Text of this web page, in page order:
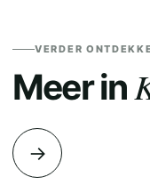
VERDER
Meer in
→